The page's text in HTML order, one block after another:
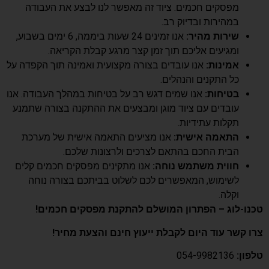
מפסקים חכמים. ציוד זה מאפשר לנו לבצע את העבודה
במהירות ובדיוק רב.
שירות מהיר:
אנו זמינים 24 שעות ביממה, 6 ימים בשבוע,
ומגיעים אליכם תוך זמן קצר מרגע קבלת הקריאה.
אמינות: אנו עובדים בצורה מקצועית ואמינה תוך הקפדה על
כל התקנים והנהלים.
בטיחות: אנו שמים דגש רב על בטיחות במהלך העבודה. אנו
עובדים עם ציוד מוגן ומבצעים את ההתקנה בצורה שתמנע
תקלות עתידיות.
התאמה אישית: אנו מציעים התאמה אישית של מערכת
הבית החכם בהתאם לצרכים ולרצונות שלכם.
חווית משתמש נוחה: אנו מתקינים מפסקים חכמים קלים
לשימוש, המאפשרים לכם לשלוט בביתכם בצורה נוחה
וקלה.
טכנו-לוג – הפתרון המושלם להתקנת מפסקים חכמים!
צרו קשר עוד היום לקבלת ייעוץ חינם והצעת מחיר!
טלפון: